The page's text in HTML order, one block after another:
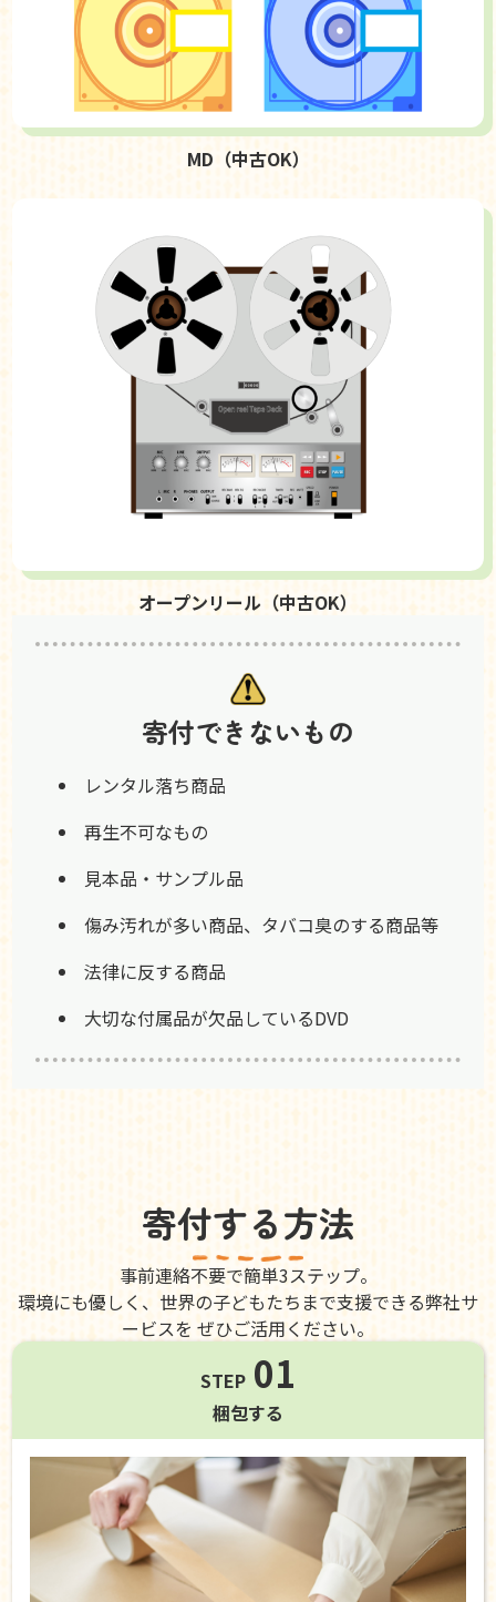
MD（中古OK）
オープンリール（中古OK）
寄付できないもの
レンタル落ち商品
再生不可なもの
見本品・サンプル品
傷み汚れが多い商品、タバコ臭のする商品等
法律に反する商品
大切な付属品が欠品しているDVD
寄付する方法
事前連絡不要で簡単3ステップ。
環境にも優しく、世界の子どもたちまで支援できる弊社サ
ービスを ぜひご活用ください。
STEP 01
梱包する